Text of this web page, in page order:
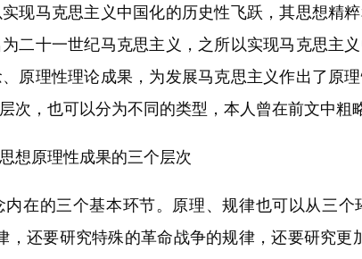
现马克思主义中国化的历史性飞跃，其思想精
二十一世纪马克思主义，之所以实现马克思主
原理性理论成果，为发展马克思主义作出了原
次，也可以分为不同的类型，本人曾在前文中粗
原理性成果的三个层次
三个基本环节。原理、规律也可以从三个
，还要研究特殊的革命战争的规律，还要研究